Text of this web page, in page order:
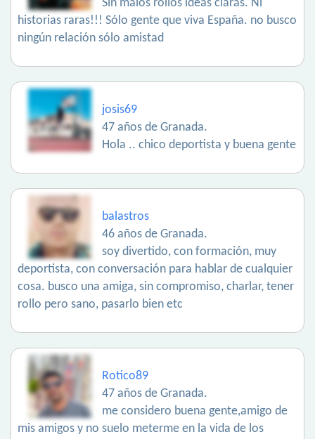
Sin malos rollos ideas claras. Ni
historias raras!!! Sólo gente que viva España. no busco
ningún relación sólo amistad
josis69
47 años de Granada.
Hola .. chico deportista y buena gente
balastros
46 años de Granada.
soy divertido, con formación, muy
deportista, con conversación para hablar de cualquier
cosa. busco una amiga, sin compromiso, charlar, tener
rollo pero sano, pasarlo bien etc
Rotico89
47 años de Granada.
me considero buena gente,amigo de
mis amigos y no suelo meterme en la vida de los